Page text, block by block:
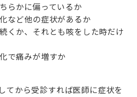
らかに偏っているか
など他の症状があるか
くか、それとも咳をした時だけ
で痛みが増すか
てから受診すれば医師に症状を